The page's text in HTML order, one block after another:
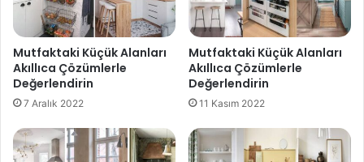
Mutfaktaki Küçük Alanları
Akıllıca Çözümlerle
Değerlendirin
7 Aralık 2022
Mutfaktaki Küçük Alanları
Akıllıca Çözümlerle
Değerlendirin
11 Kasım 2022